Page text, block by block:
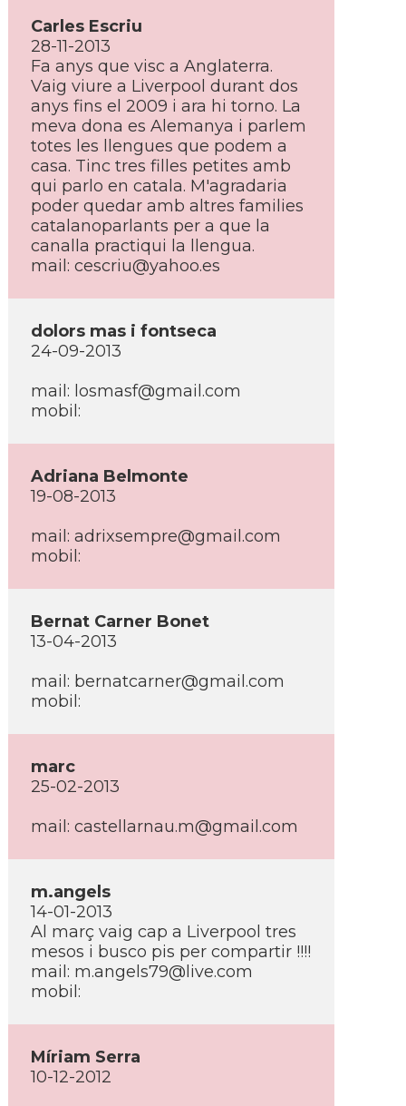
Carles Escriu
28-11-2013
Fa anys que visc a Anglaterra.
Vaig viure a Liverpool durant dos
anys fins el 2009 i ara hi torno. La
meva dona es Alemanya i parlem
totes les llengues que podem a
casa. Tinc tres filles petites amb
qui parlo en catala. M'agradaria
poder quedar amb altres families
catalanoparlants per a que la
canalla practiqui la llengua.
mail: cescriu@yahoo.es
dolors mas i fontseca
24-09-2013
mail: losmasf@gmail.com
mobil:
Adriana Belmonte
19-08-2013
mail: adrixsempre@gmail.com
mobil:
Bernat Carner Bonet
13-04-2013
mail: bernatcarner@gmail.com
mobil:
marc
25-02-2013
mail: castellarnau.m@gmail.com
m.angels
14-01-2013
Al març vaig cap a Liverpool tres
mesos i busco pis per compartir !!!!
mail: m.angels79@live.com
mobil:
Mí­riam Serra
10-12-2012